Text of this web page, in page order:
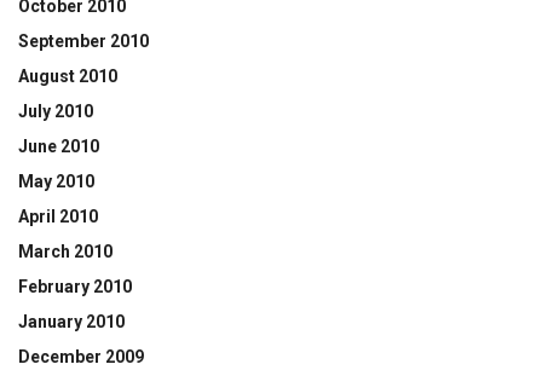
October 2010
September 2010
August 2010
July 2010
June 2010
May 2010
April 2010
March 2010
February 2010
January 2010
December 2009